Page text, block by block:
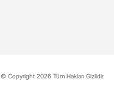
© Copyright 2026 Tüm Hakları Gizlidir.